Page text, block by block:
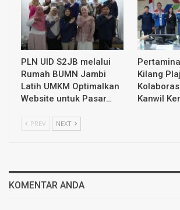
PLN UID S2JB melalui
Rumah BUMN Jambi
Latih UMKM Optimalkan
Website untuk Pasar…
Kilang
Kanwil
PREV NEXT
KOMENTAR ANDA